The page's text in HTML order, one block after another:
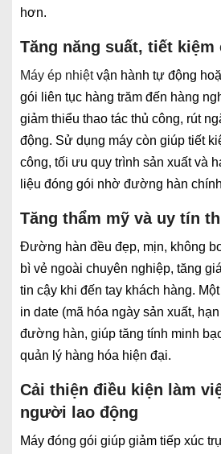
hơn.
Tăng năng suất, tiết kiệm
Máy ép nhiệtvận hành tự động
gói liên tục hàng trăm đến hàng
giảm thiểu thao tác thủ công, rút
động. Sử dụng máy còn giúp tiết
công, tối ưu quy trình sản xuất và
liệu đóng gói nhờ đường hàn
Tăng thẩm mỹ và uy tín
Đường hàn đều đẹp, mịn, không
bì vẻ ngoài chuyên nghiệp, tăng
tin cậy khi đến tay khách hàng.
in date (mã hóa ngày sản xuất,
đường hàn, giúp tăng tính minh
quản lý hàng hóa hiện đại.
Cải thiện điều kiện làm
người lao động
Máy đóng gói giúp giảm tiếp xúc